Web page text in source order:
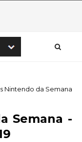
Nintendo da Semana
Semana -